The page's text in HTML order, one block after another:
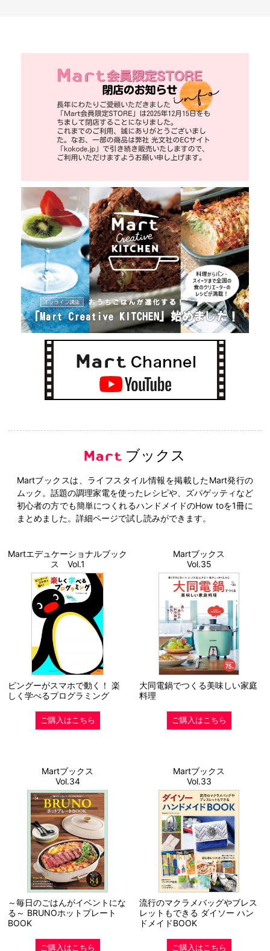
ブックス
Martブックスは、ライフスタイル情報を掲載したMart発行の
ムック。話題の調理家電を使ったレシピや、ズパゲッティなど
初心者の方でも簡単につくれるハンドメイドのHow toを1冊に
まとめました。詳細ページで試し読みができます。
Martエデュケーショナルブック
ス Vol.1
ピングーがスマホで動く！ 楽
しく学べるプログラミング
ご購入はこちら
Martブックス
Vol.35
大同電鍋でつくる美味しい家庭
料理
ご購入はこちら
Martブックス
Vol.34
～毎日のごはんがイベントにな
る～ BRUNOホットプレート
BOOK
ご購入はこちら
Martブックス
Vol.33
流行のマクラメバッグやブレス
レットもできる ダイソー ハン
ドメイドBOOK
ご購入はこちら